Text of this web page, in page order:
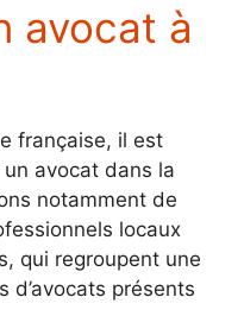
avocat à
française, il est
avocat dans la
notamment de
locaux
qui regroupent une
d’avocats présents